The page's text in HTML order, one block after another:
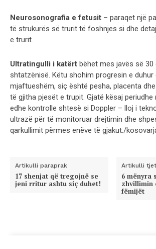
Neurosonografia e fetusit – paraqet një
të strukurës së trurit të foshnjes si dhe
e trurit.
Ultratingulli i katërt bëhet mes javës së 30
shtatzënisë. Këtu shohim progresin e duhur
mjaftueshëm, siç është pesha, placenta
të gjitha pjesët e trupit. Gjatë kësaj periudhe
edhe kontrolle shtesë si Doppler – lloj i
ultrazë për të monitoruar drejtimin dhe
qarkullimit përmes enëve të gjakut./
Artikulli paraprak
17 shenjat që tregojnë se
jeni rritur ashtu siç duhet!
Artikulli
6 mënyra
zhvillimin
fëmijët